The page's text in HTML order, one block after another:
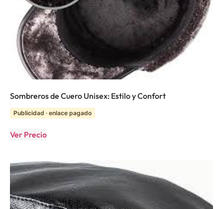
Sombreros de Cuero Unisex: Estilo y Confort
Publicidad · enlace pagado
Ver Precio